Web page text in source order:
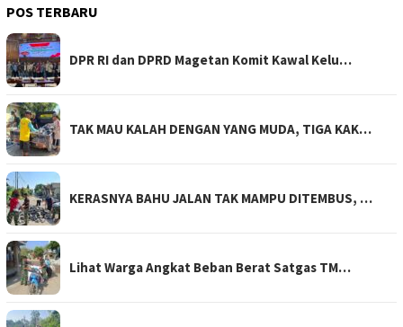
POS TERBARU
DPR RI dan DPRD Magetan Komit Kawal Kelu…
TAK MAU KALAH DENGAN YANG MUDA, TIGA KAK…
KERASNYA BAHU JALAN TAK MAMPU DITEMBUS, …
Lihat Warga Angkat Beban Berat Satgas TM…